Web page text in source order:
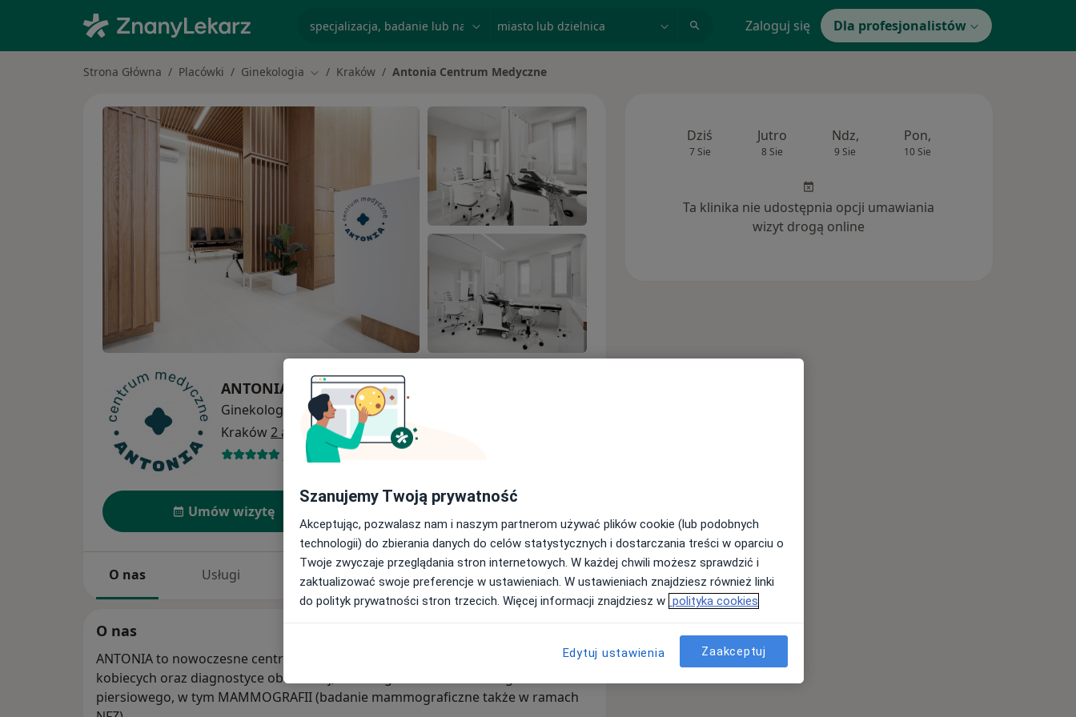
Zaloguj się Dla profesjonalistów
Strona Główna Placówki Ginekologia Zmień miasto
Kraków Antonia Centrum Medyczne
ANTONIA centrum medyczne
Ginekologia
więcej
Kraków2 adresy
562 opinie
Umów wizytę
O nas Usługi Specjaliści Adresy Opinie
O nas
ANTONIA to nowoczesne centrum medyczne specjalizujące się w chorobach
kobiecych oraz diagnostyce obrazowej, w szczególności badaniach gruczołu
piersiowego, w tym MAMMOGRAFII (badanie mammograficzne także w ramach
Dziś
7 Sie
Jutro
8 Sie
Ndz,
9 Sie
Pon,
10 Sie
Ta klinika nie udostępnia opcji umawiania
wizyt drogą online
Szanujemy Twoją prywatność
Akceptując, pozwalasz nam i naszym partnerom używać plików cookie (lub podobnych
technologii) do zbierania danych do celów statystycznych i dostarczania treści w oparciu o
Twoje zwyczaje przeglądania stron internetowych. W każdej chwili możesz sprawdzić i
zaktualizować swoje preferencje w ustawieniach. W ustawieniach znajdziesz również linki
do polityk prywatności stron trzecich. Więcej informacji znajdziesz w polityka cookies
Edytuj ustawienia Zaakceptuj